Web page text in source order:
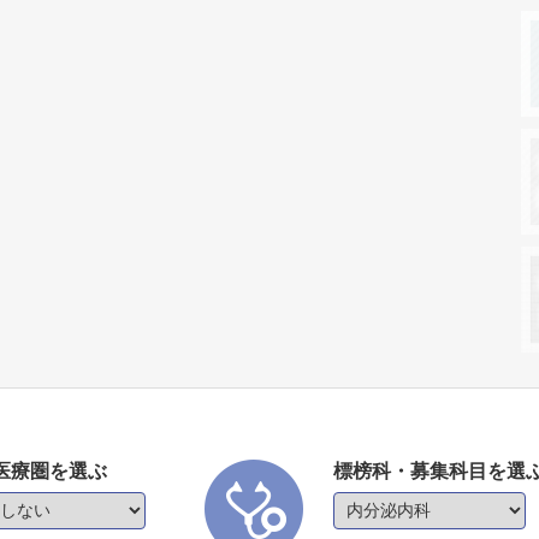
療圏を選ぶ 標榜科・募集科目を選